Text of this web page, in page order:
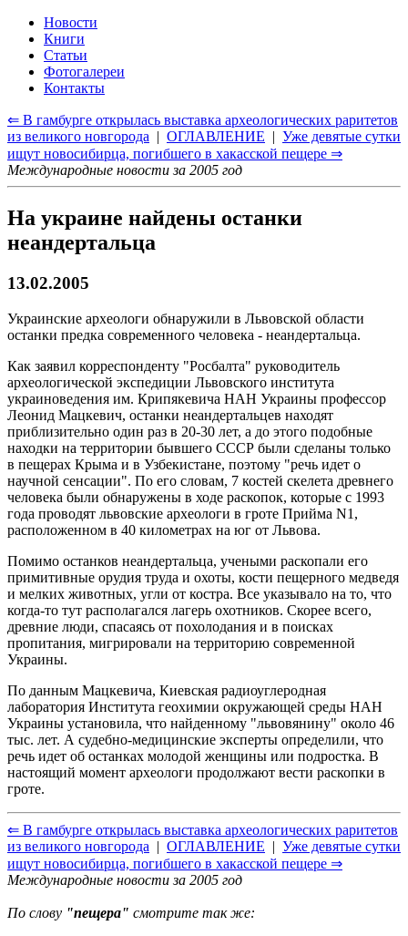
Новости
Книги
Статьи
Фотогалереи
Контакты
⇐ В гамбурге открылась выставка археологических раритетов
из великого новгорода | ОГЛАВЛЕНИЕ | Уже девятые сутки
ищут новосибирца, погибшего в хакасской пещере ⇒
Международные новости за 2005 год
На украине найдены останки
неандертальца
13.02.2005
Украинские археологи обнаружили в Львовской области
останки предка современного человека - неандертальца.
Как заявил корреспонденту "Росбалта" руководитель
археологической экспедиции Львовского института
украиноведения им. Крипякевича НАН Украины профессор
Леонид Мацкевич, останки неандертальцев находят
приблизительно один раз в 20-30 лет, а до этого подобные
находки на территории бывшего СССР были сделаны только
в пещерах Крыма и в Узбекистане, поэтому "речь идет о
научной сенсации". По его словам, 7 костей скелета древнего
человека были обнаружены в ходе раскопок, которые с 1993
года проводят львовские археологи в гроте Прийма N1,
расположенном в 40 километрах на юг от Львова.
Помимо останков неандертальца, учеными раскопали его
примитивные орудия труда и охоты, кости пещерного медведя
и мелких животных, угли от костра. Все указывало на то, что
когда-то тут располагался лагерь охотников. Скорее всего,
древние люди, спасаясь от похолодания и в поисках
пропитания, мигрировали на территорию современной
Украины.
По данным Мацкевича, Киевская радиоуглеродная
лаборатория Института геохимии окружающей среды НАН
Украины установила, что найденному "львовянину" около 46
тыс. лет. А судебно-медицинские эксперты определили, что
речь идет об останках молодой женщины или подростка. В
настоящий момент археологи продолжают вести раскопки в
гроте.
⇐ В гамбурге открылась выставка археологических раритетов
из великого новгорода | ОГЛАВЛЕНИЕ | Уже девятые сутки
ищут новосибирца, погибшего в хакасской пещере ⇒
Международные новости за 2005 год
По слову "пещера" смотрите так же: